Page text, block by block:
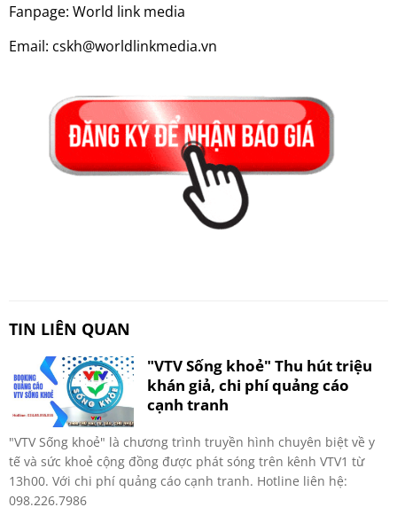
Fanpage: World link media
Email: cskh@worldlinkmedia.vn
TIN LIÊN QUAN
"VTV Sống khoẻ" Thu hút triệu
khán giả, chi phí quảng cáo
cạnh tranh
"VTV Sống khoẻ" là chương trình truyền hình chuyên biệt về y
tế và sức khoẻ cộng đồng được phát sóng trên kênh VTV1 từ
13h00. Với chi phí quảng cáo cạnh tranh. Hotline liên hệ:
098.226.7986